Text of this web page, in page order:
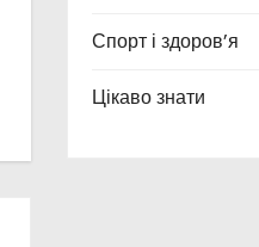
Спорт і здоров’я
Цікаво знати